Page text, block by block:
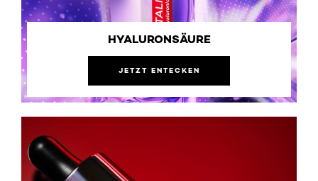
HYALURONSÄURE
JETZT ENTECKEN